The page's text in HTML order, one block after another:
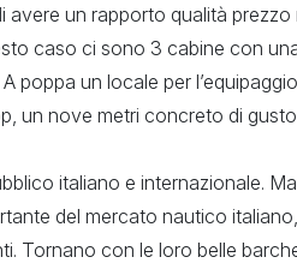
un rapporto qualità
caso ci sono 3 cabine con
poppa un locale per
un nove metri concreto di
italiano e internazionale.
del mercato nautico
Tornano con le loro belle